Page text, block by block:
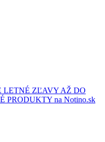
ZĽAVY AŽ DO
PRODUKTY na Notino.sk